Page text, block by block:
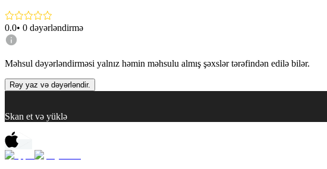
0.0• 0 dəyərləndirmə
Məhsul dəyərləndirməsi yalnız həmin məhsulu almış şəxslər tərəfindən edilə bilər.
Rəy yaz və dəyərləndir.
Skan et və yüklə